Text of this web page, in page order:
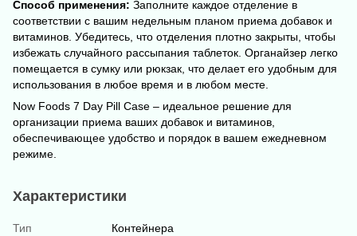
Способ применения: Заполните каждое отделение в
соответствии с вашим недельным планом приема добавок и
витаминов. Убедитесь, что отделения плотно закрыты, чтобы
избежать случайного рассыпания таблеток. Органайзер легко
помещается в сумку или рюкзак, что делает его удобным для
использования в любое время и в любом месте.
Now Foods 7 Day Pill Case – идеальное решение для
организации приема ваших добавок и витаминов,
обеспечивающее удобство и порядок в вашем ежедневном
режиме.
Характеристики
Тип
Контейнера